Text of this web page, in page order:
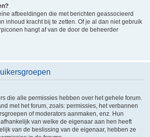
afbeeldingen die met berichten geassocieerd
inhoud kracht bij te zetten. Of je al dan niet gebruik
hangt af van de door de beheerder
die alle permissies hebben over het gehele forum.
met het forum, zoals: permissies, het verbannen
of moderators aanmaken, enz. Hun
van welke de eigenaar aan hen heeft
van de beslissing van de eigenaar, hebben ze